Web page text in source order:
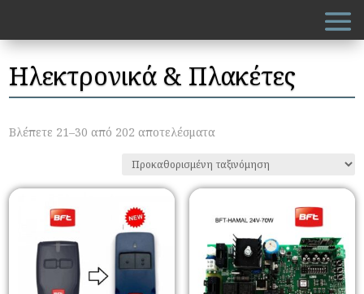
Ηλεκτρονικά & Πλακέτες
Βλέπετε 21–30 από 202 αποτελέσματα